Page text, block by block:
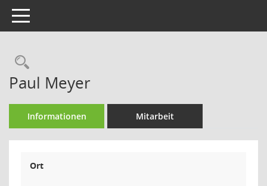
Toggle navigation
Rechercheauswahl
Paul Meyer
Informationen Mitarbeit
Ort